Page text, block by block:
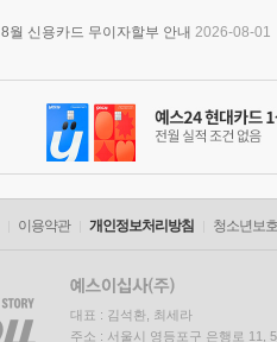
8월 신용카드 무이자할부 안내 2026-08-01
이용약관 개인정보처리방침 청소년보
대표 : 김석환, 최세라
주소 : 서울시 영등포구 은행로 11,